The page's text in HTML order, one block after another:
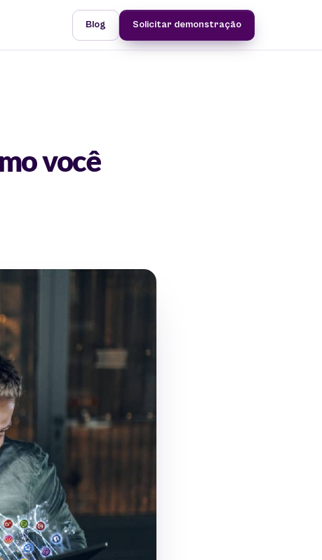
Blog Solicitar demonstração
você